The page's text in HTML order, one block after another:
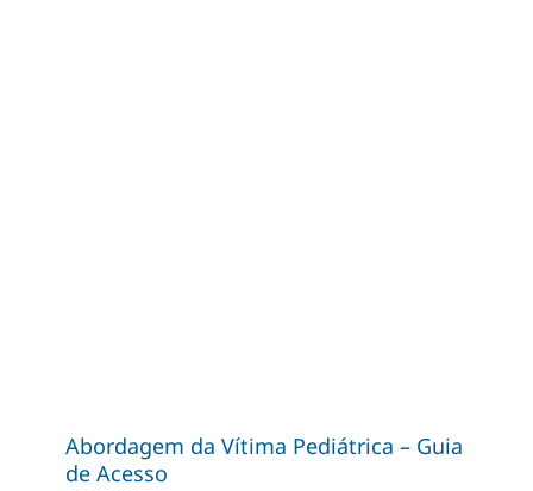
Abordagem da Vítima Pediátrica – Guia
de Acesso